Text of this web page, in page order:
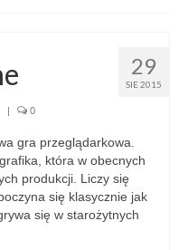
29
SIE 2015
| 0
gra przeglądarkowa.
która w obecnych
produkcji. Liczy się
się klasycznie jak
się w starożytnych